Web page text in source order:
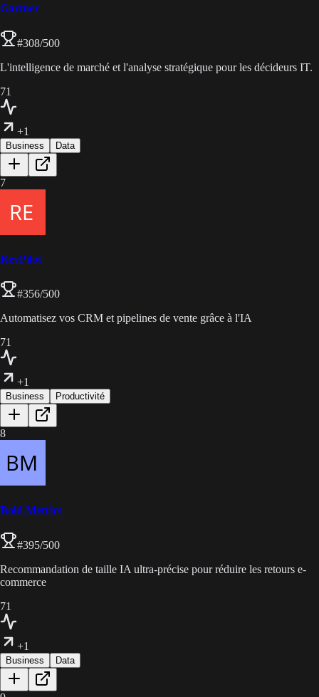
Gartner
#308/500
L'intelligence de marché et l'analyse stratégique pour les décideurs IT.
71
+1
Business Data
7
RevPilot
#356/500
Automatisez vos CRM et pipelines de vente grâce à l'IA
71
+1
Business Productivité
8
Bold Metrics
#395/500
Recommandation de taille IA ultra-précise pour réduire les retours e-
commerce
71
+1
Business Data